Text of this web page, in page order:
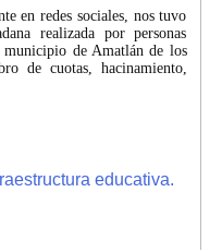
en redes sociales, nos tuvo
realizada por personas
de Amatlán de los
de cuotas, hacinamiento,
educativa.